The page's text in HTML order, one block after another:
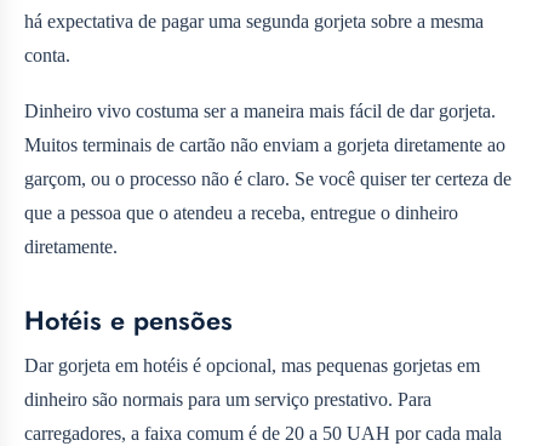
há expectativa de pagar uma segunda gorjeta sobre a mesma
conta.
Dinheiro vivo costuma ser a maneira mais fácil de dar gorjeta.
Muitos terminais de cartão não enviam a gorjeta diretamente ao
garçom, ou o processo não é claro. Se você quiser ter certeza de
que a pessoa que o atendeu a receba, entregue o dinheiro
diretamente.
Hotéis e pensões
Dar gorjeta em hotéis é opcional, mas pequenas gorjetas em
dinheiro são normais para um serviço prestativo. Para
carregadores, a faixa comum é de 20 a 50 UAH por cada mala